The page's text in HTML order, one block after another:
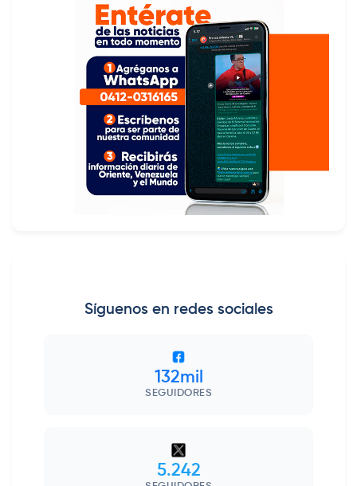
Síguenos en redes sociales
132mil
SEGUIDORES
5.242